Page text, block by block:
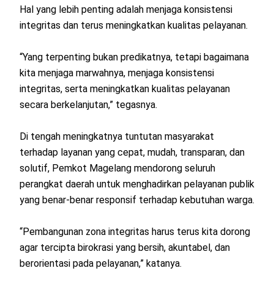
Hal yang lebih penting adalah menjaga konsistensi
integritas dan terus meningkatkan kualitas pelayanan.
“Yang terpenting bukan predikatnya, tetapi bagaimana
kita menjaga marwahnya, menjaga konsistensi
integritas, serta meningkatkan kualitas pelayanan
secara berkelanjutan,” tegasnya.
Di tengah meningkatnya tuntutan masyarakat
terhadap layanan yang cepat, mudah, transparan, dan
solutif, Pemkot Magelang mendorong seluruh
perangkat daerah untuk menghadirkan pelayanan publik
yang benar-benar responsif terhadap kebutuhan warga.
“Pembangunan zona integritas harus terus kita dorong
agar tercipta birokrasi yang bersih, akuntabel, dan
berorientasi pada pelayanan,” katanya.